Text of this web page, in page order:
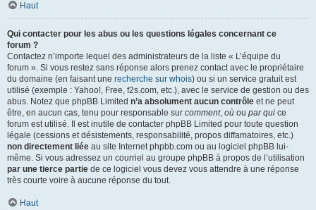
Haut
Qui contacter pour les abus ou les questions légales concernant ce
forum ?
Contactez n’importe lequel des administrateurs de la liste « L’équipe du
forum ». Si vous restez sans réponse alors prenez contact avec le propriétaire
du domaine (en faisant une recherche sur whois) ou si un service gratuit est
utilisé (exemple : Yahoo!, Free, f2s.com, etc.), avec le service de gestion ou des
abus. Notez que phpBB Limited n’a absolument aucun contrôle et ne peut
être, en aucun cas, tenu pour responsable sur comment, où ou par qui ce
forum est utilisé. Il est inutile de contacter phpBB Limited pour toute question
légale (cessions et désistements, responsabilité, propos diffamatoires, etc.)
non directement liée au site Internet phpbb.com ou au logiciel phpBB lui-
même. Si vous adressez un courriel au groupe phpBB à propos de l’utilisation
par une tierce partie de ce logiciel vous devez vous attendre à une réponse
très courte voire à aucune réponse du tout.
Haut